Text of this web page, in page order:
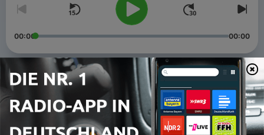
00:00 00:00
Folgen
6 - سورة البقرة